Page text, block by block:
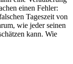
einen Fehler:
Tageszeit von
wie jeder seinen
kann. Wie